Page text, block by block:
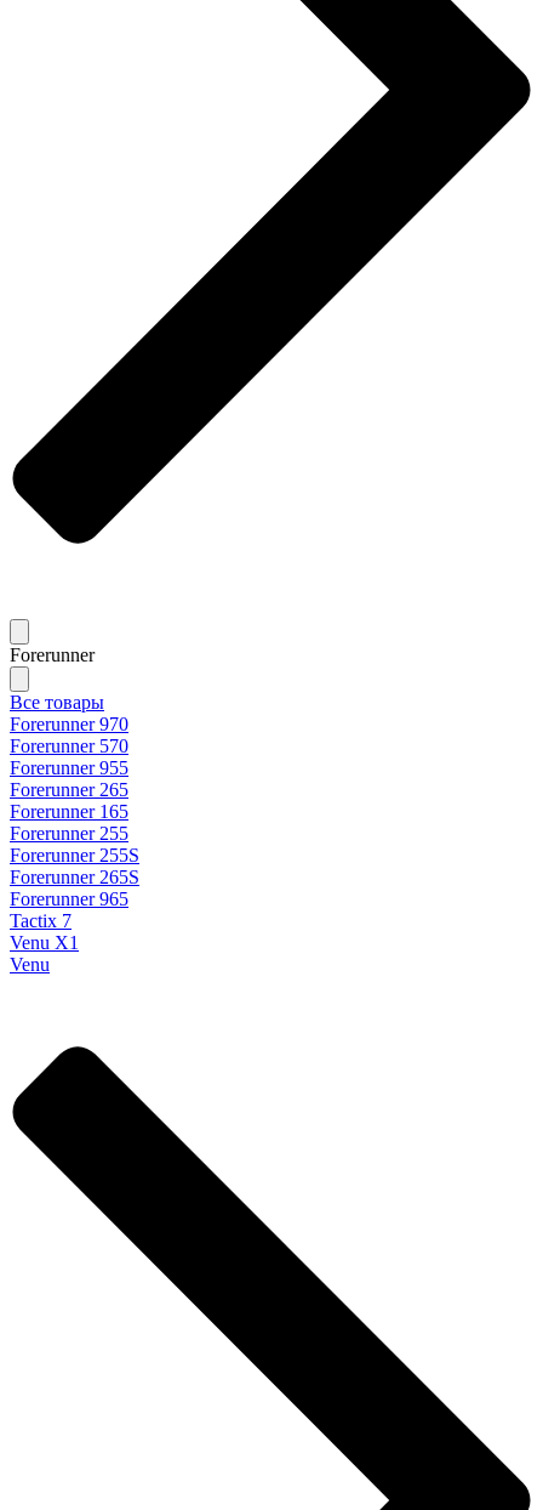
Forerunner
Все товары
Forerunner 970
Forerunner 570
Forerunner 955
Forerunner 265
Forerunner 165
Forerunner 255
Forerunner 255S
Forerunner 265S
Forerunner 965
Tactix 7
Venu X1
Venu